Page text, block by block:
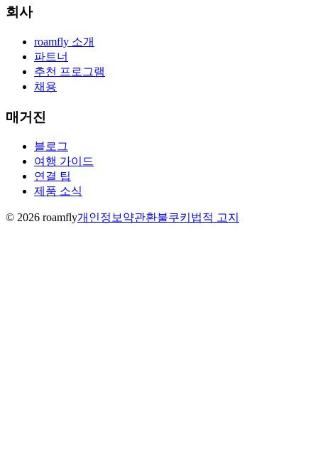
회사
roamfly 소개
파트너
추천 프로그램
채용
매거진
블로그
여행 가이드
연결 팁
제품 소식
© 2026 roamfly개인정보약관환불쿠키 법적 고지